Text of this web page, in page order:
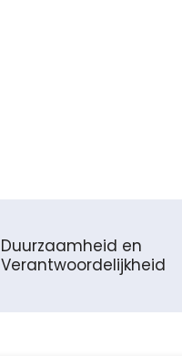
Duurzaamheid en
Verantwoordelijkheid